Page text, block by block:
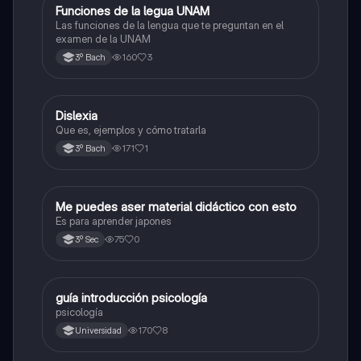
Otros
Funciones de la legua UNAM
Las funciones de la lengua que te preguntan en el
examen de la UNAM
3º Bach 160 3
Otros
Dislexia
Que es, ejemplos y cómo tratarla
3º Bach 171 1
Otros
Me puedes aser material didáctico con esto
Es para aprender japones
3º Sec 75 0
Otros
guía introducción psicología
psicología
Universidad 170 8